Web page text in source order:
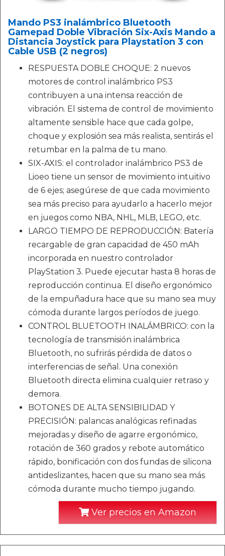
Mando PS3 inalámbrico Bluetooth
Gamepad Doble Vibración Six-Axis Mando a
Distancia Joystick para Playstation 3 con
Cable USB (2 negros)
RESPUESTA DOBLE CHOQUE: 2 nuevos
motores de control inalámbrico PS3
contribuyen a una intensa reacción de
vibración. El sistema de control de movimiento
altamente sensible hace que cada golpe,
choque y explosión sea más realista, sentirás el
retumbar en la palma de tu mano.
SIX-AXIS: el controlador inalámbrico PS3 de
Lioeo tiene un sensor de movimiento intuitivo
de 6 ejes; asegúrese de que cada movimiento
sea más preciso para ayudarlo a hacerlo mejor
en juegos como NBA, NHL, MLB, LEGO, etc.
LARGO TIEMPO DE REPRODUCCIÓN: Batería
recargable de gran capacidad de 450 mAh
incorporada en nuestro controlador
PlayStation 3. Puede ejecutar hasta 8 horas de
reproducción continua. El diseño ergonómico
de la empuñadura hace que su mano sea muy
cómoda durante largos períodos de juego.
CONTROL BLUETOOTH INALÁMBRICO: con la
tecnología de transmisión inalámbrica
Bluetooth, no sufrirás pérdida de datos o
interferencias de señal. Una conexión
Bluetooth directa elimina cualquier retraso y
demora.
BOTONES DE ALTA SENSIBILIDAD Y
PRECISIÓN: palancas analógicas refinadas
mejoradas y diseño de agarre ergonómico,
rotación de 360 ​​grados y rebote automático
rápido, bonificación con dos fundas de silicona
antideslizantes, hacen que su mano sea más
cómoda durante mucho tiempo jugando.
Ver precios en Amazon